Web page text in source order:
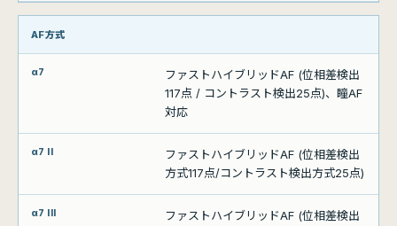
AF方式
ファストハイブリッドAF (位相差検出
117点 / コントラスト検出25点)、瞳AF
対応
ファストハイブリッドAF (位相差検出
方式117点/コントラスト検出方式25点)
ファストハイブリッドAF (位相差検出